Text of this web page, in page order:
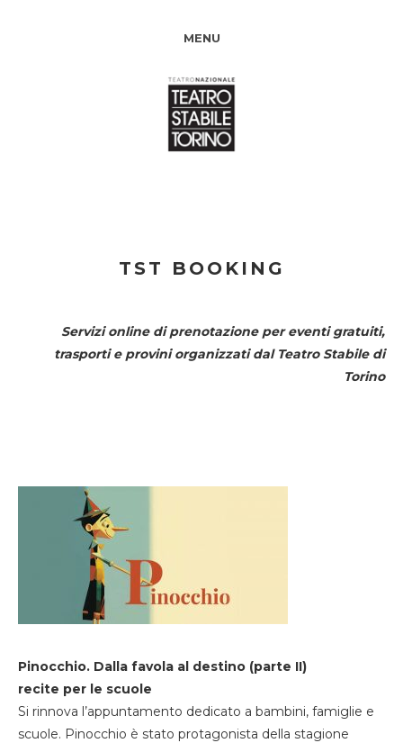
MENU
TST BOOKING
Servizi online di prenotazione per eventi gratuiti,
trasporti e provini organizzati dal Teatro Stabile di
Torino
Pinocchio. Dalla favola al destino (parte II)
recite per le scuole
Si rinnova l’appuntamento dedicato a bambini, famiglie e
scuole. Pinocchio è stato protagonista della stagione